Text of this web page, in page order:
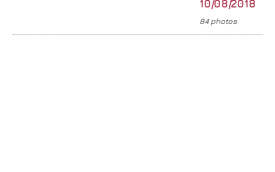
10/08/2018
84 photos